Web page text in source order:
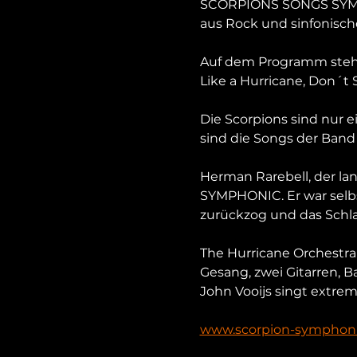
SCORPIONS SONGS
aus Rock und
Auf dem Programm
Like a Hurricane, Don´t
Die Scorpions sind nur
sind die Songs der
Herman Rarebell, der
SYMPHONIC. Er war
zurückzog und das
The Hurricane
Gesang, zwei Gitarren,
John Vooijs singt
www.scorpion-